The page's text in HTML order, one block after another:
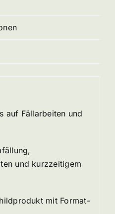
auf Fällarbeiten und
und kurzzeitigem
mit Format-